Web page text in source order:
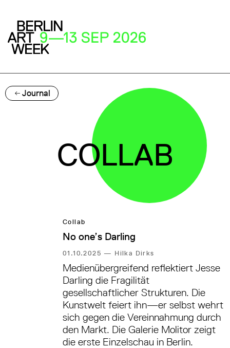
Journal
COLLAB
Collab
No one’s Darling
01.10.2025— Hilka Dirks
Medienübergreifend reflektiert Jesse
Darling die Fragilität
gesellschaftlicher Strukturen. Die
Kunstwelt feiert ihn—er selbst wehrt
sich gegen die Vereinnahmung durch
den Markt. Die Galerie Molitor zeigt
die erste Einzelschau in Berlin.